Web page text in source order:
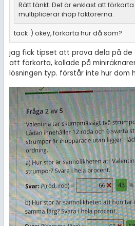
Rätt tänkt. Det är enklast att
multiplicerar ihop faktorerna.
tack :) okey, förkorta hur då som?
jag fick tipset att prova dela på de
att förkorta, kollade på
lösningen typ. förstår inte hur dom